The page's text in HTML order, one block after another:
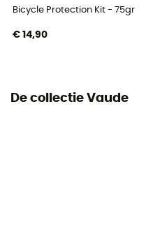
Bicycle Protection Kit - 75gr
€ 14,90
De collectie Vaude